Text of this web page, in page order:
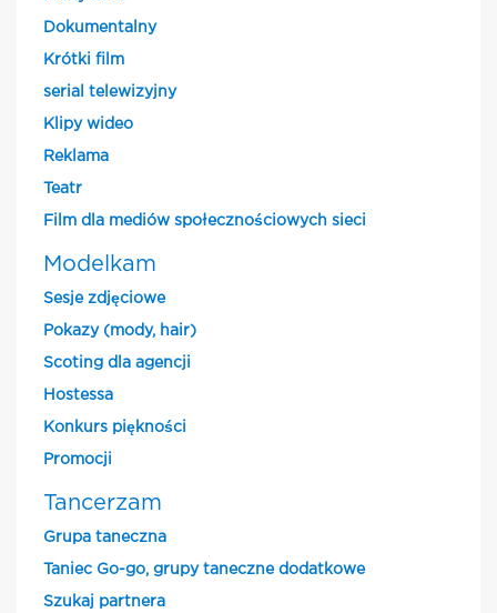
Dokumentalny
Krótki film
serial telewizyjny
Klipy wideo
Reklama
Teatr
Film dla mediów społecznościowych sieci
Modelkam
Sesje zdjęciowe
Pokazy (mody, hair)
Scoting dla agencji
Hostessa
Konkurs piękności
Promocji
Tancerzam
Grupa taneczna
Taniec Go-go, grupy taneczne dodatkowe
Szukaj partnera